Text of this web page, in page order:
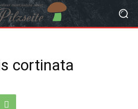
cortinata